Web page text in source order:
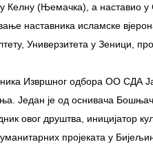
Келну (Њемачка), а наставио у
наставника исламске
Универзитета у Зеници,
Извршног одбора ОО СДА
Један је од оснивача
овог друштва, иницијатор
пројеката у